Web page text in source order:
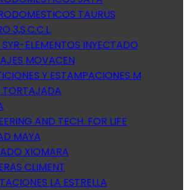
TAURUS
3,S.C.C.L.
SYR-ELEMENTOS INYECTADO
MOVACEN
Y ESTAMPACIONES M
TORTAJADA
AND TECH. FOR LIFE
MAYA
XIOMARA
CLIMENT
LA ESTRELLA